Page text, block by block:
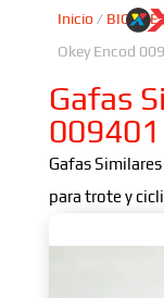
Inicio /
Okey Encod
Gafas
Gafas
para trote y